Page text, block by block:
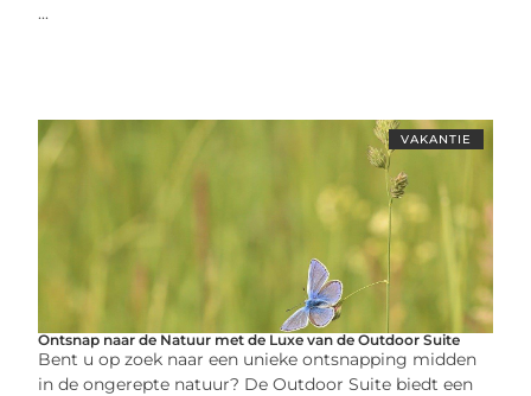
...
VAKANTIE
Ontsnap naar de Natuur met de Luxe van de Outdoor Suite
Bent u op zoek naar een unieke ontsnapping midden
in de ongerepte natuur? De Outdoor Suite biedt een